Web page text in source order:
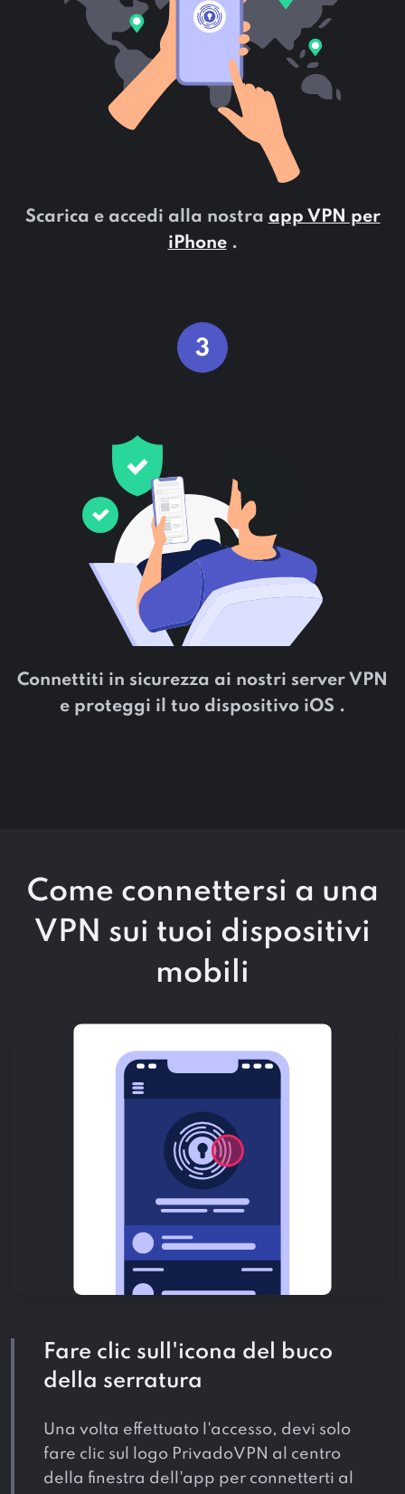
Scarica e accedi alla nostra app VPN per
iPhone.
3
Connettiti in sicurezza ai nostri server VPN
e proteggi il tuo dispositivo iOS .
Come connettersi a una
VPN sui tuoi dispositivi
mobili
Fare clic sull'icona del buco
della serratura
Una volta effettuato l'accesso, devi solo
fare clic sul logo PrivadoVPN al centro
della finestra dell'app per connetterti al